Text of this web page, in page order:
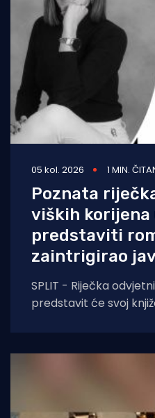
05 kol. 2026 1 MIN.
Poznata
viških korijena
predstaviti
zaintrigirao
SPLIT - Riječka
predstavit će svoj